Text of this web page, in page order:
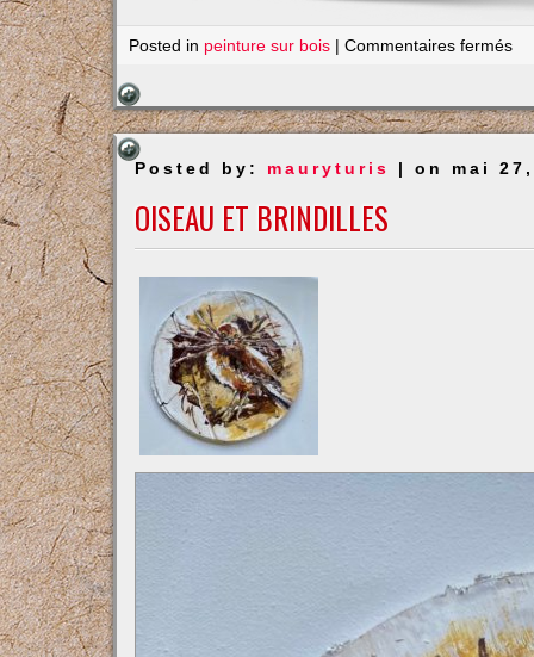
Posted in peinture sur bois |Commentaires fermés
Posted by: mauryturis | on mai
OISEAU ET BRINDILLES